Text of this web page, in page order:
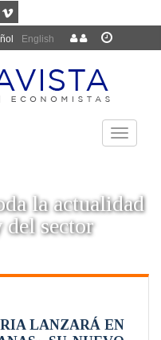
English
TOGGLE
la actualidad
del sector
LANZARÁ EN